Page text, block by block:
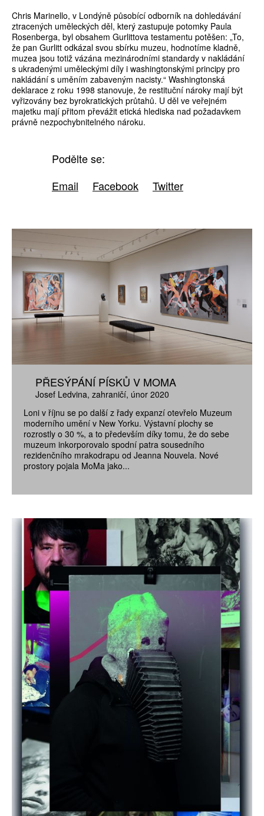
Chris Marinello, v Londýně působící odborník na dohledávání
ztracených uměleckých děl, který zastupuje potomky Paula
Rosenberga, byl obsahem Gurlittova testamentu potěšen: „To,
že pan Gurlitt odkázal svou sbírku muzeu, hodnotíme kladně,
muzea jsou totiž vázána mezinárodními standardy v nakládání
s ukradenými uměleckými díly i washingtonskými principy pro
nakládání s uměním zabaveným nacisty.“ Washingtonská
deklarace z roku 1998 stanovuje, že restituční nároky mají být
vyřizovány bez byrokratických průtahů. U děl ve veřejném
majetku mají přitom převážit etická hlediska nad požadavkem
právně nezpochybnitelného nároku.
Podělte se:
Email
Facebook Twitter
PŘESÝPÁNÍ PÍSKŮ V MOMA
Josef Ledvina zahraničí únor 2020
Loni v říjnu se po další z řady expanzí otevřelo Muzeum
moderního umění v New Yorku. Výstavní plochy se
rozrostly o 30 %, a to především díky tomu, že do sebe
muzeum inkorporovalo spodní patra sousedního
rezidenčního mrakodrapu od Jeanna Nouvela. Nové
prostory pojala MoMa jako...